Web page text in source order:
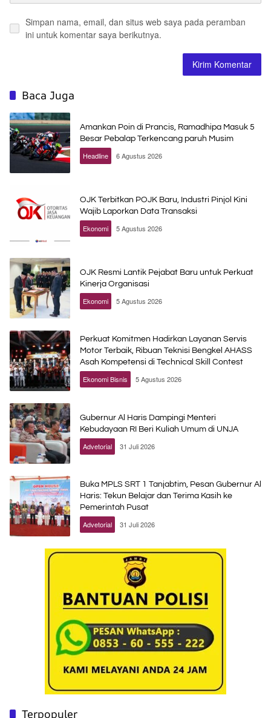
Simpan nama, email, dan situs web saya pada peramban
ini untuk komentar saya berikutnya.
Baca Juga
Amankan Poin di Prancis, Ramadhipa Masuk 5
Besar Pebalap Terkencang paruh Musim
Headline 6 Agustus 2026
OJK Terbitkan POJK Baru, Industri Pinjol Kini
Wajib Laporkan Data Transaksi
Ekonomi 5 Agustus 2026
OJK Resmi Lantik Pejabat Baru untuk Perkuat
Kinerja Organisasi
Ekonomi 5 Agustus 2026
Perkuat Komitmen Hadirkan Layanan Servis
Motor Terbaik, Ribuan Teknisi Bengkel AHASS
Asah Kompetensi di Technical Skill Contest
Ekonomi Bisnis 5 Agustus 2026
Gubernur Al Haris Dampingi Menteri
Kebudayaan RI Beri Kuliah Umum di UNJA
Advetorial 31 Juli 2026
Buka MPLS SRT 1 Tanjabtim, Pesan Gubernur Al
Haris: Tekun Belajar dan Terima Kasih ke
Pemerintah Pusat
Advetorial 31 Juli 2026
Terpopuler